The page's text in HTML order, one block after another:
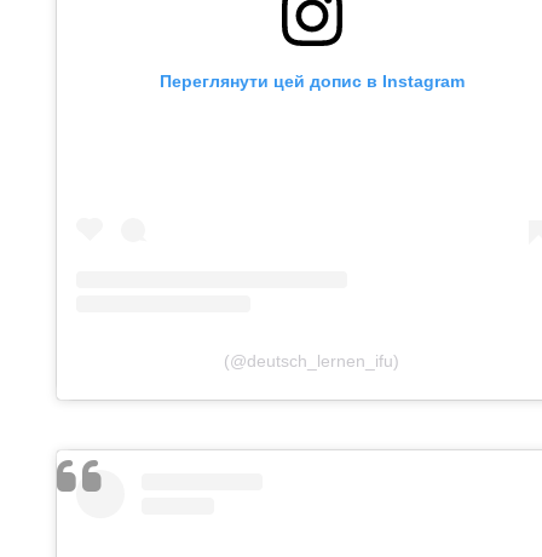
Переглянути цей допис в Instagram
(@deutsch_lernen_ifu)